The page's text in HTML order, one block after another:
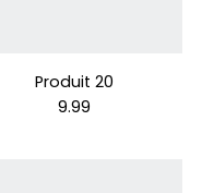
Produit 20
9.99